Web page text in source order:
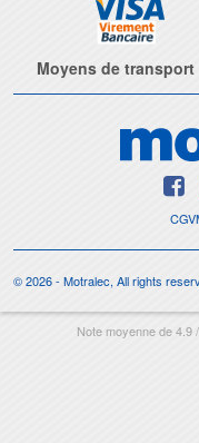
Moyens de transport
CGV
© 2026 - Motralec, All rights
Note moyenne de4.9/